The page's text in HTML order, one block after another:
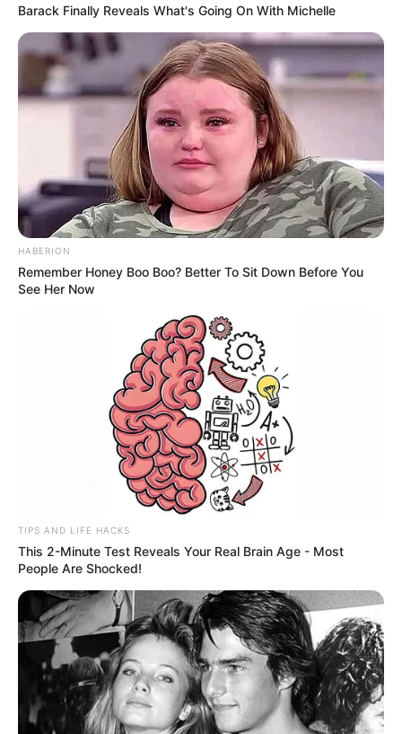
Barack Finally Reveals What's Going On With Michelle
HABERION
Remember Honey Boo Boo? Better To Sit Down Before You
See Her Now
TIPS AND LIFE HACKS
This 2-Minute Test Reveals Your Real Brain Age - Most
People Are Shocked!